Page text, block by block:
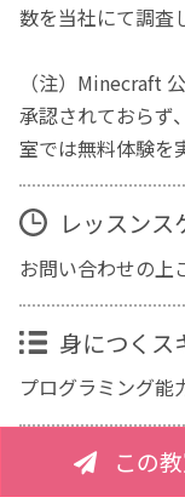
数を当社にて調査
（注）Minecraft
承認されておらず
室では無料体験を
レッスンス
お問い合わせの上
身につくス
プログラミング能
この